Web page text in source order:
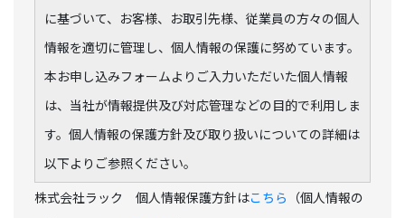
に基づいて、お客様、お取引先様、従業員の方々の個人
情報を適切に管理し、個人情報の保護に努めています。
本お申し込みフォームよりご入力いただいた個人情報
は、当社が情報提供及び対応管理などの目的で利用しま
す。個人情報の保護方針及び取り扱いについての詳細は
以下よりご参照ください。
株式会社ラック 個人情報保護方針はこちら
（個人情報の